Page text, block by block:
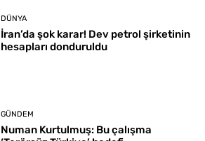
DÜNYA
İran’da şok karar! Dev petrol şirketinin
hesapları donduruldu
GÜNDEM
Numan Kurtulmuş: Bu çalışma